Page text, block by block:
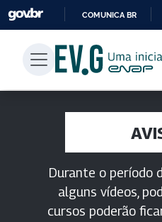
COMUNICA BR
Durante o período
alguns vídeos,
cursos poderão